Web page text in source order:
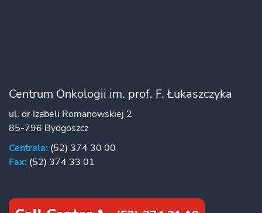
Centrum Onkologii im. prof. F. Łukaszczyka
ul. dr Izabeli Romanowskiej 2
85-796 Bydgoszcz
Centrala: (52) 374 30 00
Fax: (52) 374 33 01